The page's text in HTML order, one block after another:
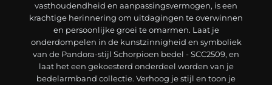
vasthoudendheid en aanpassingsvermogen, is een
krachtige herinnering om uitdagingen te overwinnen
en persoonlijke groei te omarmen. Laat je
onderdompelen in de kunstzinnigheid en symboliek
van de Pandora-stijl Schorpioen bedel - SCC2509, en
laat het een gekoesterd onderdeel worden van je
bedelarmband collectie. Verhoog je stijl en toon je